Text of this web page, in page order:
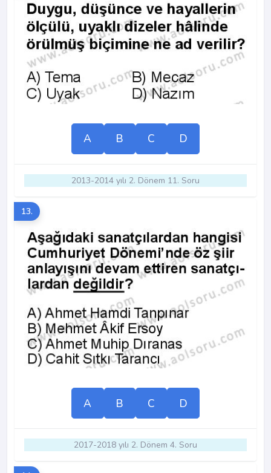
A B C D
2013-2014 yılı 2. Dönem 11. Soru
13.
A B C D
2017-2018 yılı 2. Dönem 4. Soru